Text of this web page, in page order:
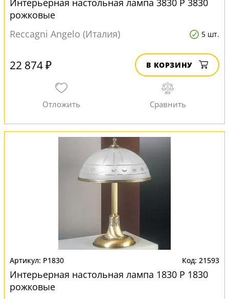
Интерьерная настольная лампа 3830 P 3830
рожковые
Reccagni Angelo (Италия)
5 шт.
22 874 ₽ В КОРЗИНУ
P1830 21593
Интерьерная настольная лампа 1830 P 1830
рожковые